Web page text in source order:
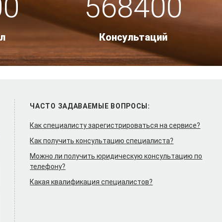
568400
Консультаций
ЧАСТО ЗАДАВАЕМЫЕ ВОПРОСЫ:
Как специалисту зарегистрироваться на сервисе?
Как получить консультацию специалиста?
Можно ли получить юридическую консультацию по
телефону?
Какая квалификация специалистов?